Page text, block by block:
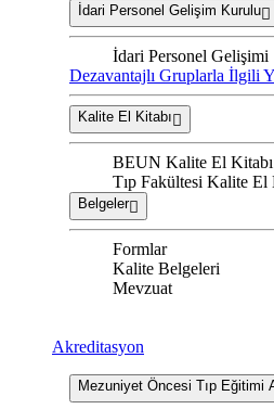
İdari Personel Gelişim Kurulu
İdari Personel Gelişimi
Dezavantajlı Gruplarla İlgili
Kalite El Kitabı
BEUN Kalite El Kitabı
Tıp Fakültesi Kalite El
Belgeler
Formlar
Kalite Belgeleri
Mevzuat
Akreditasyon
Mezuniyet Öncesi Tıp Eğitimi